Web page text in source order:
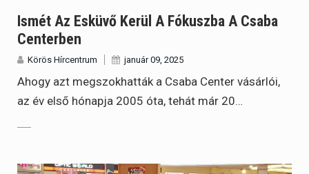
Ismét Az Esküvő Kerül A Fókuszba A Csaba
Centerben
Körös Hírcentrum január 09, 2025
Ahogy azt megszokhatták a Csaba Center vásárlói,
az év első hónapja 2005 óta, tehát már 20…